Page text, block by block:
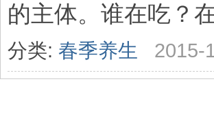
的主体。谁在吃？
分类: 春季养生 2015-